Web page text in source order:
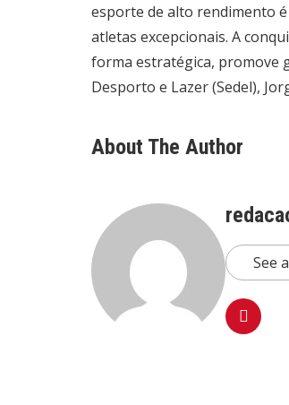
esporte de alto rendimento
atletas excepcionais. A
forma estratégica, promove
Desporto e Lazer (Sedel),
About The Author
See